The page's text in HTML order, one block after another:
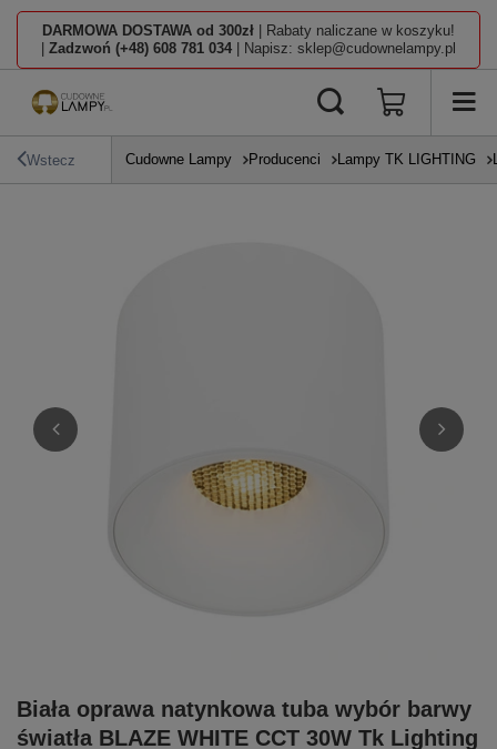
DARMOWA DOSTAWA od 300zł | Rabaty naliczane w koszyku!
Zadzwoń (+48) 608 781 034 | Napisz: sklep@cudownelampy.pl
Wstecz Cudowne Lampy Producenci Lampy TK LIGHTING
Biała oprawa natynkowa tuba wybór barwy
światła BLAZE WHITE CCT 30W Tk Lighting